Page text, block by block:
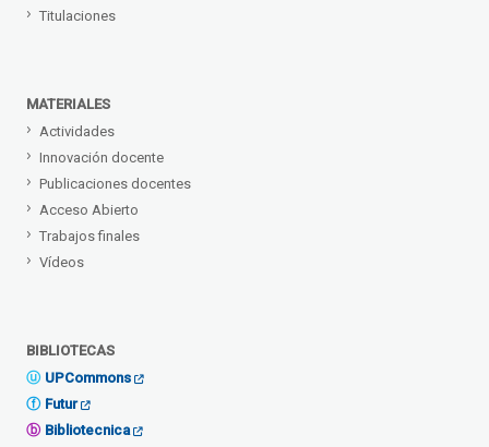
Titulaciones
MATERIALES
Actividades
Innovación docente
Publicaciones docentes
Acceso Abierto
Trabajos finales
Vídeos
BIBLIOTECAS
UPCommons
Futur
Bibliotecnica